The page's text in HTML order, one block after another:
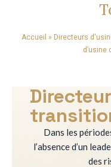
Accueil » Directeurs
Dans les
l’absence d’un
des